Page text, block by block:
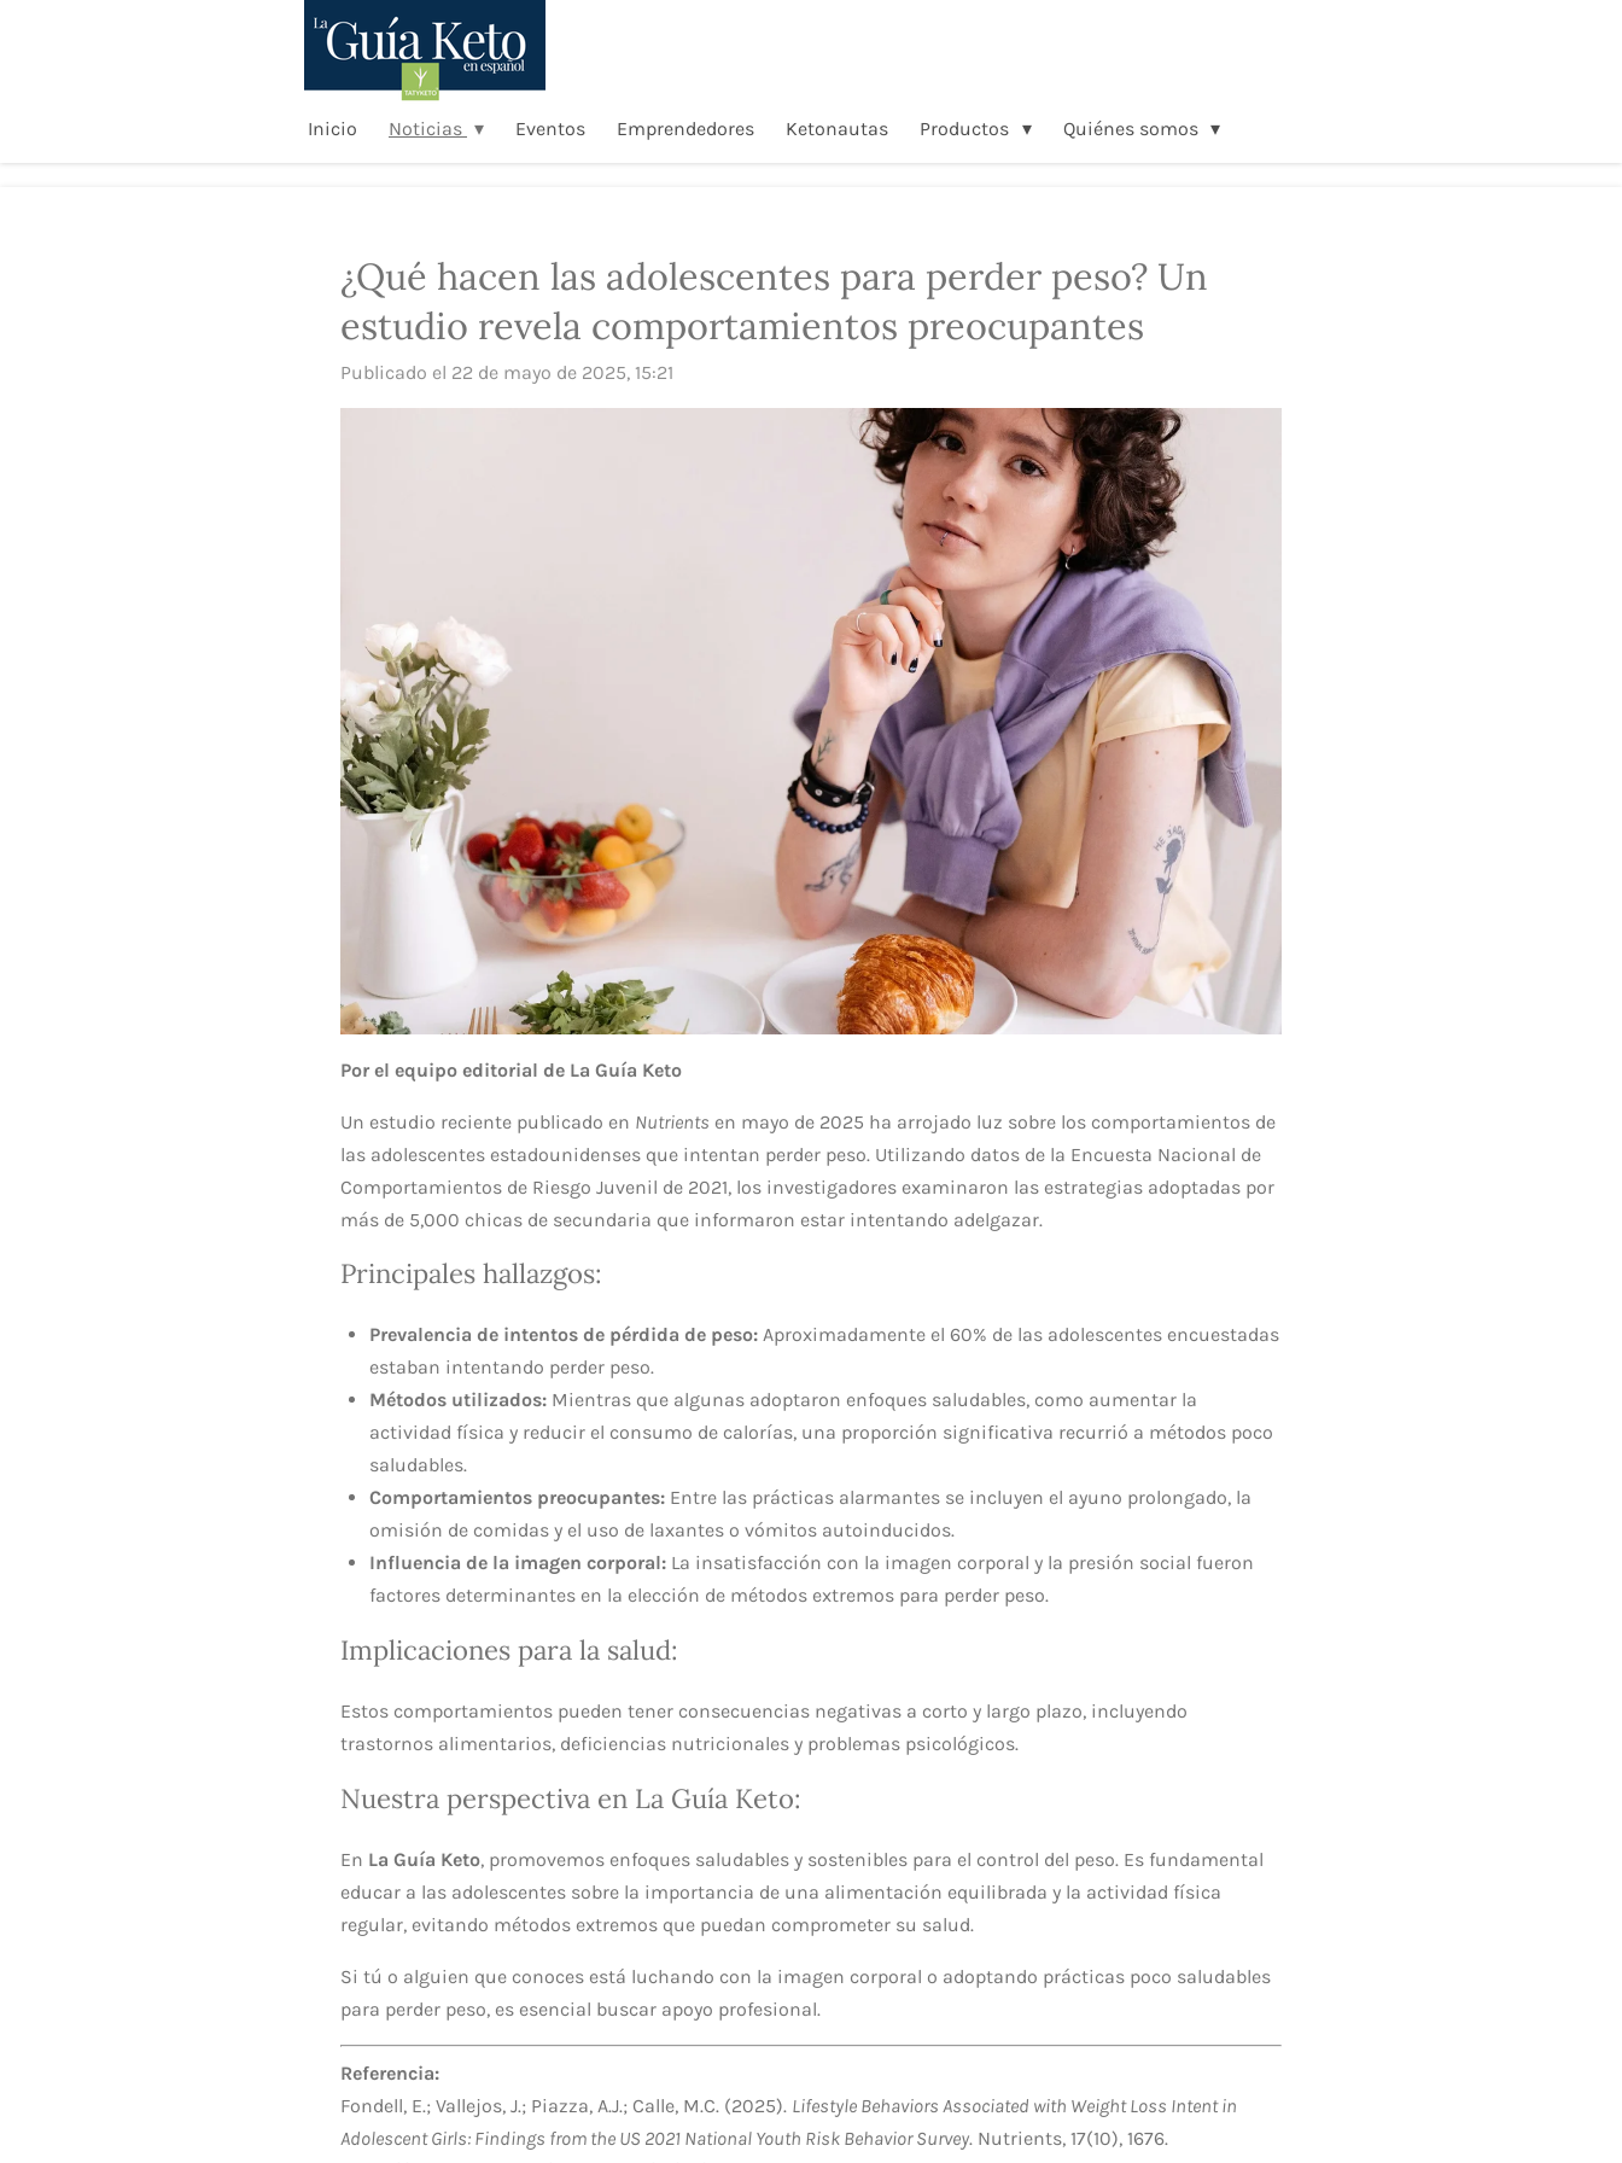
Inicio Noticias Eventos Emprendedores Ketonautas Productos Quiénes somos
¿Qué hacen las adolescentes para perder peso? Un
estudio revela comportamientos preocupantes
Publicado el 22 de mayo de 2025, 15:21
Por el equipo editorial de La Guía Keto
Un estudio reciente publicado en Nutrients en mayo de 2025 ha arrojado luz sobre los comportamientos de
las adolescentes estadounidenses que intentan perder peso. Utilizando datos de la Encuesta Nacional de
Comportamientos de Riesgo Juvenil de 2021, los investigadores examinaron las estrategias adoptadas por
más de 5,000 chicas de secundaria que informaron estar intentando adelgazar.
Principales hallazgos:
Prevalencia de intentos de pérdida de peso: Aproximadamente el 60% de las adolescentes encuestadas
estaban intentando perder peso.
Métodos utilizados: Mientras que algunas adoptaron enfoques saludables, como aumentar la
actividad física y reducir el consumo de calorías, una proporción significativa recurrió a métodos poco
saludables.
Comportamientos preocupantes: Entre las prácticas alarmantes se incluyen el ayuno prolongado, la
omisión de comidas y el uso de laxantes o vómitos autoinducidos.
Influencia de la imagen corporal: La insatisfacción con la imagen corporal y la presión social fueron
factores determinantes en la elección de métodos extremos para perder peso.
Implicaciones para la salud:
Estos comportamientos pueden tener consecuencias negativas a corto y largo plazo, incluyendo
trastornos alimentarios, deficiencias nutricionales y problemas psicológicos.
Nuestra perspectiva en La Guía Keto:
En La Guía Keto, promovemos enfoques saludables y sostenibles para el control del peso. Es fundamental
educar a las adolescentes sobre la importancia de una alimentación equilibrada y la actividad física
regular, evitando métodos extremos que puedan comprometer su salud.
Si tú o alguien que conoces está luchando con la imagen corporal o adoptando prácticas poco saludables
para perder peso, es esencial buscar apoyo profesional.
Referencia:
Fondell, E.; Vallejos, J.; Piazza, A.J.; Calle, M.C. (2025). Lifestyle Behaviors Associated with Weight Loss Intent in
Adolescent Girls: Findings from the US 2021 National Youth Risk Behavior Survey. Nutrients, 17(10), 1676.